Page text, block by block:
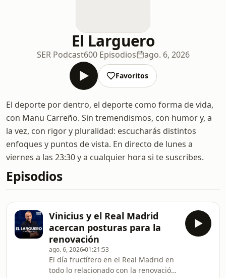
El Larguero
SER Podcast600 Episodios ago. 6, 2026
Favoritos
El deporte por dentro, el deporte como forma de vida,
con Manu Carreño. Sin tremendismos, con humor y, a
la vez, con rigor y pluralidad: escucharás distintos
enfoques y puntos de vista. En directo de lunes a
viernes a las 23:30 y a cualquier hora si te suscribes.
Episodios
Vinicius y el Real Madrid
acercan posturas para la
renovación
ago. 6, 202601:21:53
El día fructífero en el Real Madrid en
todo lo relacionado con la renovación